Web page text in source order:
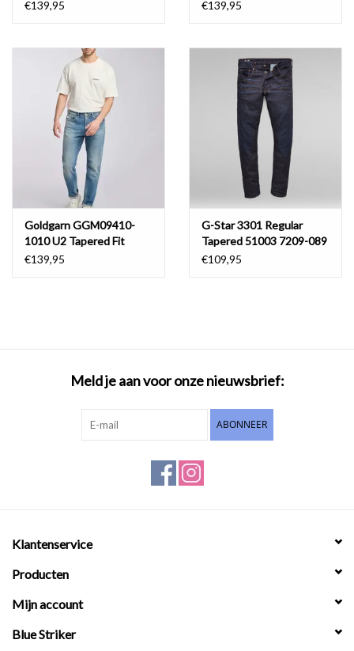
€139,95 €139,95
Goldgarn GGM09410-
1010 U2 Tapered Fit
Vintage Blue
€139,95
G-Star 3301 Regular
Tapered 51003 7209-089
Dk Aged
€109,95
Meld je aan voor onze nieuwsbrief:
ABONNEER
Klantenservice
Producten
Mijn account
Blue Striker